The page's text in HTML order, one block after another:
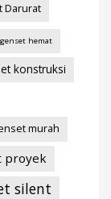
Darurat
hemat
konstruksi
murah
proyek
silent